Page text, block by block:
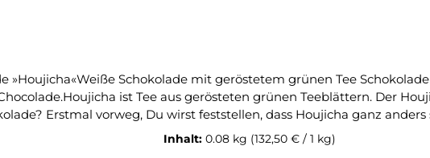
mit geröstetem grünen Tee Schokoladensommelier Kevin Lühmann entwickelte diese
ist Tee aus gerösteten grünen Teeblättern. Der
Erstmal vorweg, Du wirst feststellen, dass Houjicha ganz
eine weiße Schokolade. Der Houjicha (auf Deutsch auch Hojicha)
kann man auch Honig und Caramel wahrnehmen. Honig ist
Inhalt: 0.08 kg (132,50 € / 1 kg)